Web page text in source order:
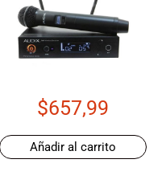
$657,99
Añadir al carrito